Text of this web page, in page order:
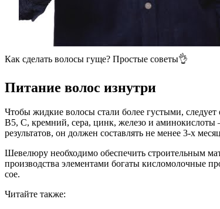
Как сделать волосы гуще? Простые советы👌
Питание волос изнутри
Чтобы жидкие волосы стали более густыми,
В5, С, кремний, сера, цинк, железо и
результатов, он должен составлять не менее 3-х
Шевелюру необходимо обеспечить строительным
производства элементами богаты кисломолочные
сое.
Читайте также: